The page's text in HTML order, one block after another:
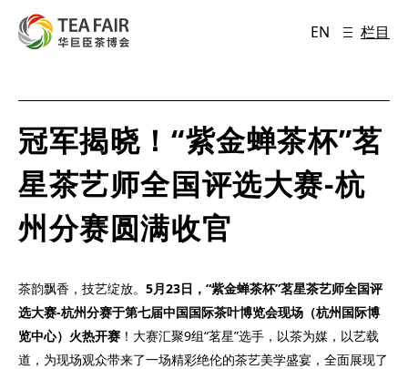
EN 栏目
冠军揭晓！“紫金蝉茶杯”茗
星茶艺师全国评选大赛-杭
州分赛圆满收官
茶韵飘香，技艺绽放。 5月23日，“紫金蝉茶杯”茗星茶艺师全国评
选大赛-杭州分赛于第七届中国国际茶叶博览会现场（杭州国际博
览中心）火热开赛 ！大赛汇聚9组“茗星”选手，以茶为媒，以艺载
道，为现场观众带来了一场精彩绝伦的茶艺美学盛宴，全面展现了